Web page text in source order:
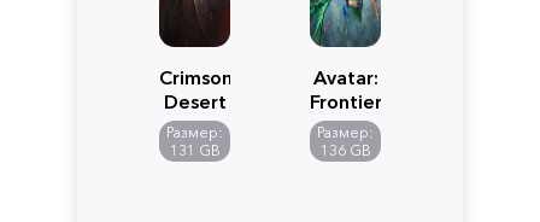
Crimson
Desert
Размер:
131 GB
Avatar:
Frontiers
of
Pandora
Размер:
136 GB